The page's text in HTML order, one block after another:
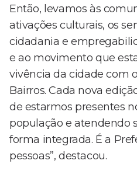
Então, levamos às
ativações culturais, os
cidadania e
e ao movimento que
vivência da cidade com
Bairros. Cada nova
de estarmos presentes
população e atendendo
forma integrada. É a
pessoas”, destacou.